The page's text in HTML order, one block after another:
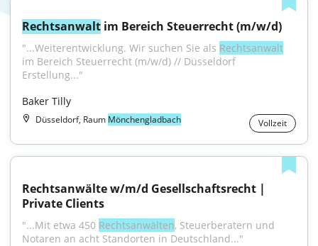
Rechtsanwalt im Bereich Steuerrecht (m/w/d)
"...Weiterentwicklung. Wir suchen Sie als Rechtsanwalt
im Bereich Steuerrecht (m/w/d) // Düsseldorf
Erstellung..."
Baker Tilly
Düsseldorf, Raum Mönchengladbach Vollzeit
Rechtsanwälte w/m/d Gesellschaftsrecht |
Private Clients
"...Mit etwa 450 Rechtsanwälten, Steuerberatern und
Notaren an acht Standorten in Deutschland..."